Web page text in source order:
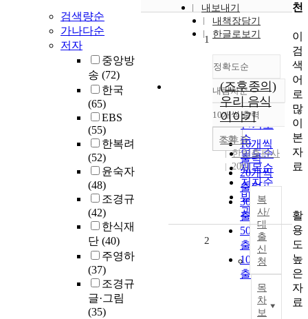
검색량순
가나다순
저자
중앙방
송 (72)
한국
(65)
EBS
(55)
한복려
(52)
윤숙자
(48)
조경규
(42)
한식재
단 (40)
주영하
(37)
조경규
글·그림
(35)
내보내기
내책장담기
한글로보기
정확도순
정확도
순
인기도
순
연도순
제목순
저자순
발행기
관순
내림차순
내림차순
10개씩 출력
10개씩
출력
20개씩
출력
30개씩
출력
50개씩
출력
100개씩
출력
조회
1
(조후종의)
우리 음식
이야기
조후종
한림출판사
2001
복
사/
대
출
신
청
목
차
보
2
천
이
검
색
어
로
많
이
본
자
료
활
용
도
높
은
자
료